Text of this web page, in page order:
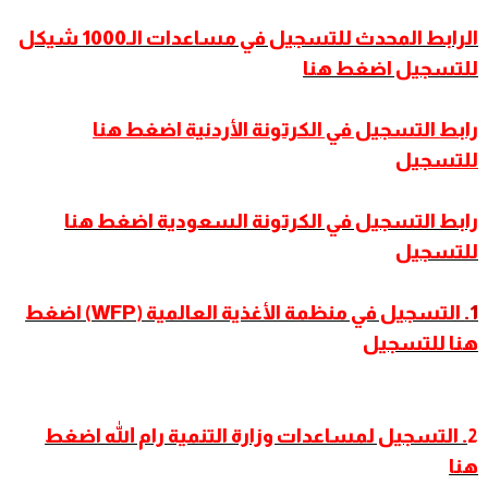
الرابط المحدث للتسجيل في مساعدات الـ1000 شيكل
للتسجيل اضغط هنا
رابط التسجيل في الكرتونة الأردنية اضغط هنا
للتسجيل
رابط التسجيل في الكرتونة السعودية اضغط هنا
للتسجيل
1.
التسجيل في منظمة الأغذية العالمية (WFP) اضغط
هنا للتسجيل
2. التسجيل لمساعدات وزارة التنمية رام الله اضغط
هنا